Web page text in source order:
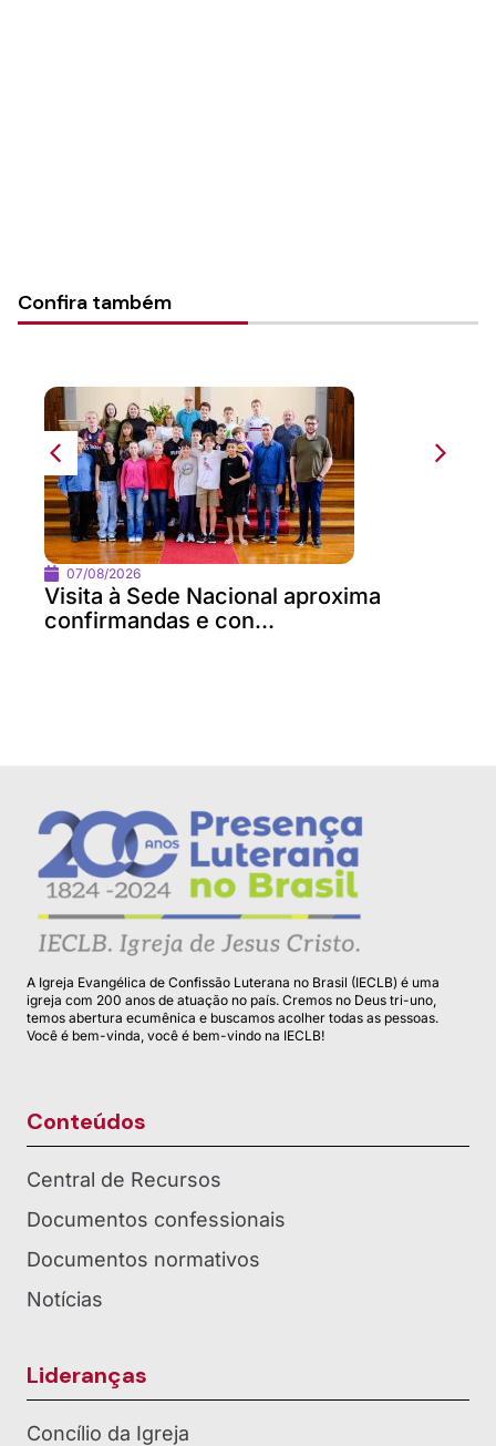
Confira também
07/08/2026
Visita à Sede Nacional aproxima
confirmandas e con...
A Igreja Evangélica de Confissão Luterana no Brasil (IECLB) é uma
igreja com 200 anos de atuação no país. Cremos no Deus tri-uno,
temos abertura ecumênica e buscamos acolher todas as pessoas.
Você é bem-vinda, você é bem-vindo na IECLB!
Conteúdos
Central de Recursos
Documentos confessionais
Documentos normativos
Notícias
Lideranças
Concílio da Igreja